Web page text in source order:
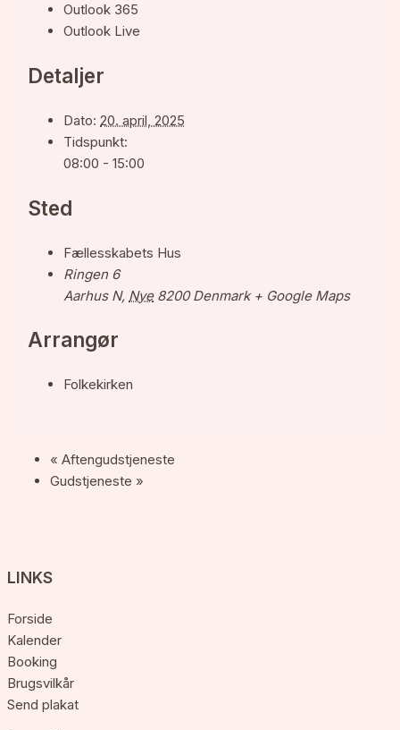
Outlook 365
Outlook Live
Detaljer
Dato: 20. april, 2025
Tidspunkt:
08:00 - 15:00
Sted
Fællesskabets Hus
Ringen 6
Aarhus N, Nye 8200 Denmark + Google Maps
Arrangør
Folkekirken
« Aftengudstjeneste
Gudstjeneste »
LINKS
Forside
Kalender
Booking
Brugsvilkår
Send plakat